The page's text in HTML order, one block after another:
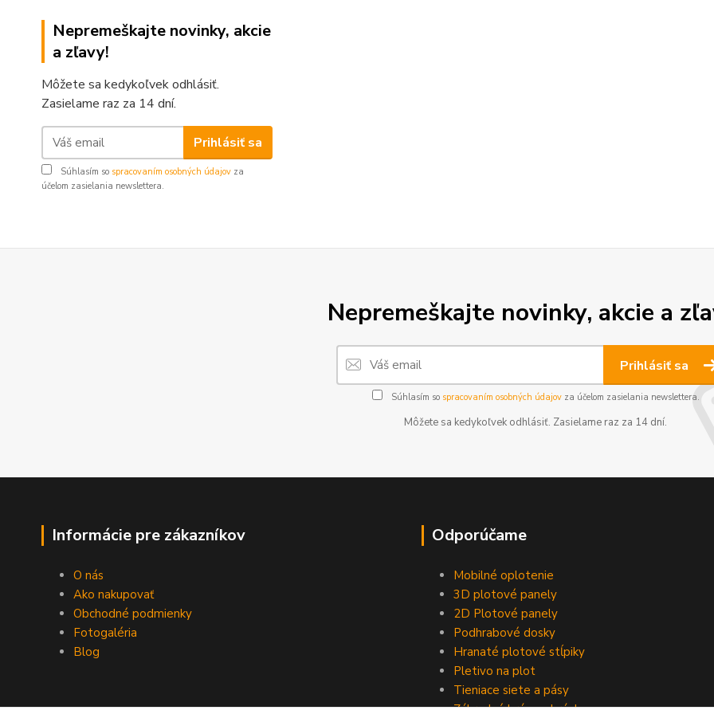
Nepremeškajte novinky, akcie
a zľavy!
Môžete sa kedykoľvek odhlásiť.
Zasielame raz za 14 dní.
Prihlásiť sa
Súhlasím so spracovaním osobných údajov za
účelom zasielania newslettera.
Nepremeškajte novinky, akcie a
Prihlásiť sa
Súhlasím so spracovaním osobných údajovza účelom zasielania newslettera.
Môžete sa kedykoľvek odhlásiť. Zasielame raz za 14 dní.
Informácie pre zákazníkov
O nás
Ako nakupovať
Obchodné podmienky
Fotogaléria
Blog
Odporúčame
Mobilné oplotenie
3D plotové panely
2D Plotové panely
Podhrabové dosky
Hranaté plotové stĺpiky
Pletivo na plot
Tieniace siete a pásy
Záhradné brány a bránky